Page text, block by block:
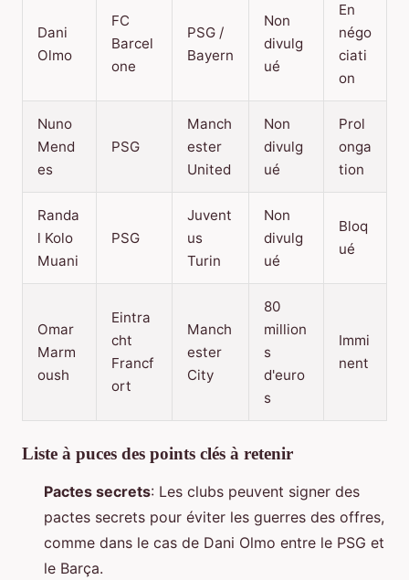
Dani
Olmo
FC
Barcel
one
PSG /
Bayern
Non
divulg
ué
En
négo
ciati
on
Nuno
Mend
es
PSG
Manch
ester
United
Non
divulg
ué
Prol
onga
tion
Randa
l Kolo
Muani
PSG
Juvent
us
Turin
Non
divulg
ué
Bloq
ué
Omar
Marm
oush
Eintra
cht
Francf
ort
Manch
ester
City
80
million
s
d'euro
s
Immi
nent
Liste à puces des points clés à retenir
Pactes secrets: Les clubs peuvent signer des
pactes secrets pour éviter les guerres des offres,
comme dans le cas de Dani Olmo entre le PSG et
le Barça.